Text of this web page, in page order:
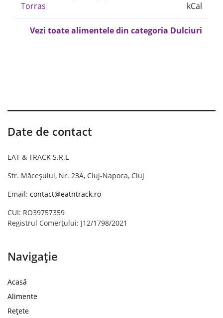
Torras
kCal
Vezi toate alimentele din categoria Dulciuri
Date de contact
EAT & TRACK S.R.L
Str. Măceșului, Nr. 23A, Cluj-Napoca, Cluj
Email: contact@eatntrack.ro
CUI: RO39757359
Registrul Comerțului: J12/1798/2021
Navigație
Acasă
Alimente
Rețete